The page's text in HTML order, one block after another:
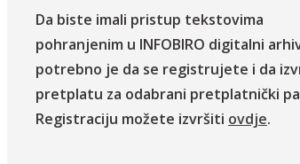
Da biste imali pristup tekstovima
pohranjenim u INFOBIRO digitalni
potrebno je da se registrujete i da
pretplatu za odabrani pretplatnički
Registraciju možete izvršiti ovdje.